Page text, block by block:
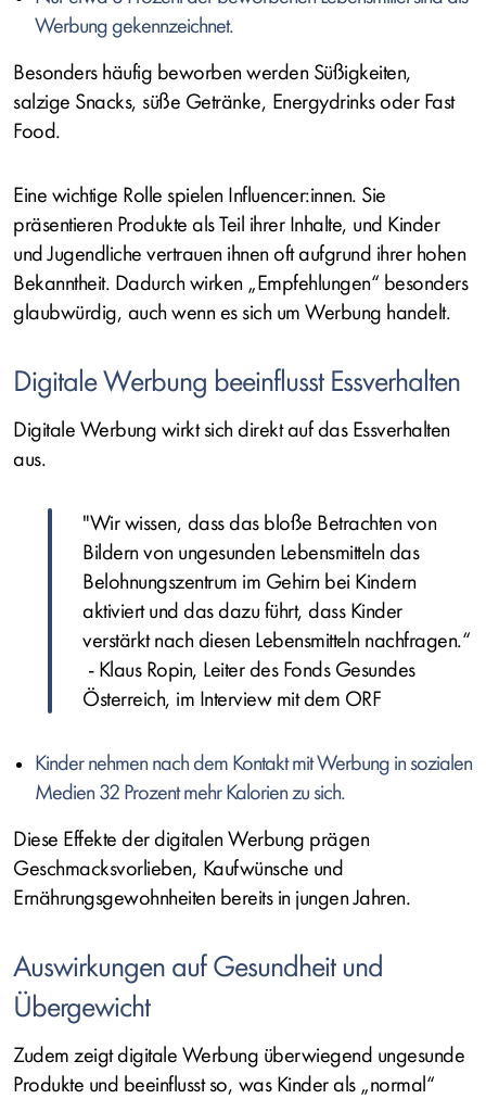
Werbung gekennzeichnet.
Besonders häufig beworben werden Süßigkeiten,
salzige Snacks, süße Getränke, Energydrinksoder Fast
Food.
Eine wichtige Rolle spielen Influencer:innen. Sie
präsentieren Produkte als Teil ihrer Inhalte, und Kinder
und Jugendliche vertrauen ihnen oft aufgrund ihrer hohen
Bekanntheit. Dadurch wirken „Empfehlungen“ besonders
glaubwürdig, auch wenn es sich um Werbung handelt.
Digitale Werbung beeinflusst Essverhalten
Digitale Werbung wirkt sich direkt auf das Essverhalten
aus.
"Wir wissen, dass das bloße Betrachten von
Bildern von ungesunden Lebensmitteln das
Belohnungszentrum im Gehirn bei Kindern
aktiviert und das dazu führt, dass Kinder
verstärkt nach diesen Lebensmitteln nachfragen.“
- Klaus Ropin, Leiter des Fonds Gesundes
Österreich, im Interview mit dem ORF
Kinder nehmen nach dem Kontakt mit Werbung in sozialen
Medien 32 Prozent mehr Kalorien zu sich.
Diese Effekte der digitalen Werbung prägen
Geschmacksvorlieben, Kaufwünsche und
Ernährungsgewohnheiten bereits in jungen Jahren.
Auswirkungen auf Gesundheit und
Übergewicht
Zudem zeigt digitale Werbung überwiegend ungesunde
Produkte und beeinflusst so, was Kinder als „normal“